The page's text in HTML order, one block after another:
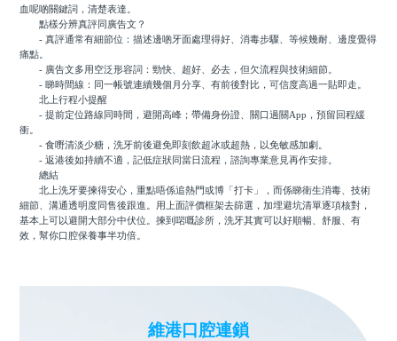
血呢啲關鍵詞，清楚表達。
點樣分辨真評同廣告文？
- 真評通常有細節位：描述邊啲牙面處理得好、消毒步驟、等候幾耐、邊度覺得
痛點。
- 廣告文多用空泛形容詞：勁快、超好、必去，但欠流程與技術細節。
- 睇時間線：同一帳號連續幾個月分享、有前後對比，可信度高過一貼即走。
北上行程小提醒
- 提前定位路線同時間，避開高峰；帶備身份證、關口過關App，預留回程緩
衝。
- 食嘢清淡少糖，洗牙前後避免即刻飲超冰或超熱，以免敏感加劇。
- 返港後如持續不適，記低症狀同當日流程，諮詢專業意見再作安排。
總結
北上洗牙要揀得安心，重點唔係追熱門或博「打卡」，而係睇衛生消毒、技術
細節、溝通透明度同售後跟進。用上面評價框架去篩選，加埋避坑清單逐項核對，
基本上可以避開大部分中伏位。揀到啱嘅診所，洗牙其實可以好順暢、舒服、有
效，幫你口腔保養事半功倍。
維港口腔連鎖